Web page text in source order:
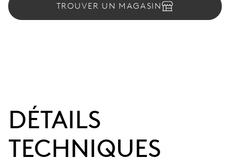
TROUVER UN MAGASIN
DÉTAILS
TECHNIQUES